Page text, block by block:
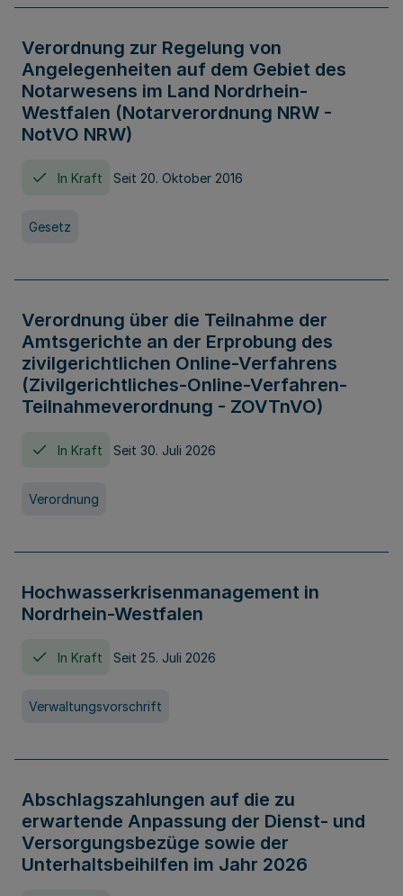
Verordnung zur Regelung von
Angelegenheiten auf dem Gebiet des
Notarwesens im Land Nordrhein-
Westfalen (Notarverordnung NRW -
NotVO NRW)
In Kraft Seit 20. Oktober 2016
Gesetz
Verordnung über die Teilnahme der
Amtsgerichte an der Erprobung des
zivilgerichtlichen Online-Verfahrens
(Zivilgerichtliches-Online-Verfahren-
Teilnahmeverordnung - ZOVTnVO)
In Kraft Seit 30. Juli 2026
Verordnung
Hochwasserkrisenmanagement in
Nordrhein-Westfalen
In Kraft Seit 25. Juli 2026
Verwaltungsvorschrift
Abschlagszahlungen auf die zu
erwartende Anpassung der Dienst- und
Versorgungsbezüge sowie der
Unterhaltsbeihilfen im Jahr 2026